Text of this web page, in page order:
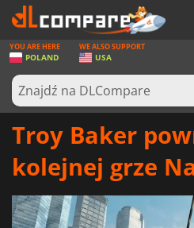
GRY
KARTY DO GIER
OPROGRAMOWANIE
REWARDS
SPRZĘT KOMPUTEROWY
AKTUALNOŚCI
YOU ARE HERE
POLAND
WE ALSO SUPPORT
USA
Troy Baker
kolejnej grze